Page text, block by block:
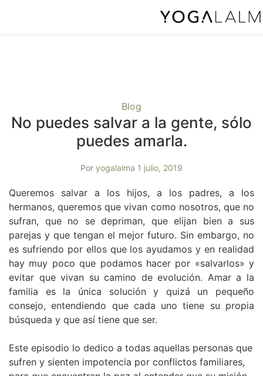
Blog
No puedes salvar a la gente, sólo
puedes amarla.
Por yogalalma 1 julio, 2019
Queremos salvar a los hijos, a los padres, a los
hermanos, queremos que vivan como nosotros, que no
sufran, que no se depriman, que elijan bien a sus
parejas y que tengan el mejor futuro. Sin embargo, no
es sufriendo por ellos que los ayudamos y en realidad
hay muy poco que podamos hacer por «salvarlos» y
evitar que vivan su camino de evolución. Amar a la
familia es la única solución y quizá un pequeño
consejo, entendiendo que cada uno tiene su propia
búsqueda y que así tiene que ser.
Este episodio lo dedico a todas aquellas personas que
sufren y sienten impotencia por conflictos familiares,